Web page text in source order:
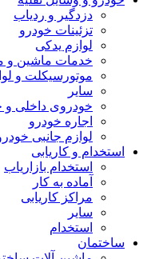
دزدگیر و ردیاب
تزئینات خودرو
لوازم یدکی
خدمات ماشین و
موتورسیکلت و
سایر
خودروی داخلی و
اجاره خودرو
لوازم جانبی
استخدام و کاریابی
استخدام بازاریاب
آماده به کار
مراکز کاریابی
سایر
استخدام
ساختمان